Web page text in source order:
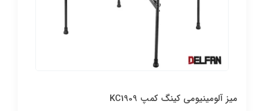
میز آلومینیومی کینگ کمپ KC1909